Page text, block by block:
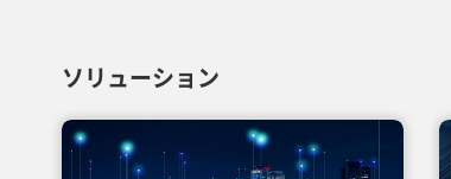
ソリューション